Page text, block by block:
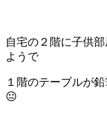
自宅の２階に子供
ようで
１階のテーブルが
😐